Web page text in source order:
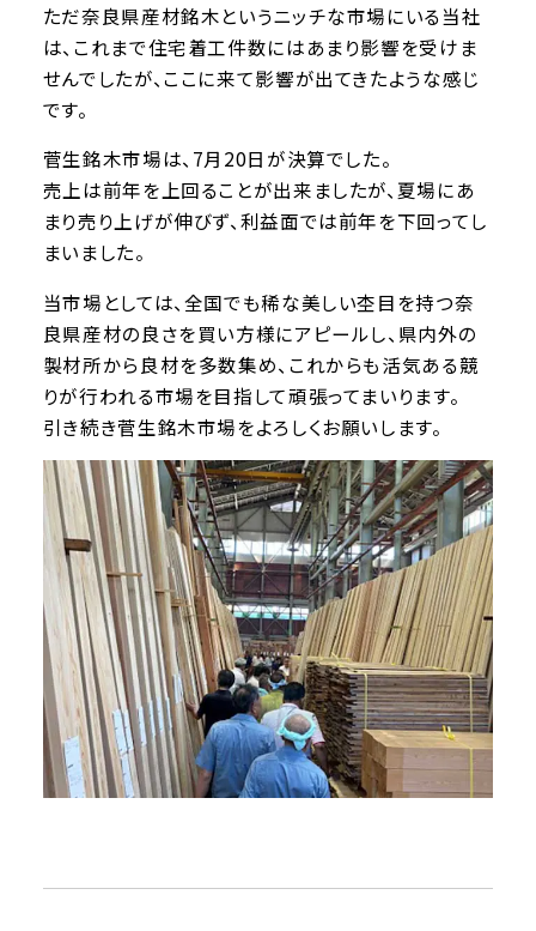
ただ奈良県産材銘木というニッチな市場にいる当社
は、これまで住宅着工件数にはあまり影響を受けま
せんでしたが、ここに来て影響が出てきたような感じ
です。
菅生銘木市場は、7月20日が決算でした。
売上は前年を上回ることが出来ましたが、夏場にあ
まり売り上げが伸びず、利益面では前年を下回ってし
まいました。
当市場としては、全国でも稀な美しい杢目を持つ奈
良県産材の良さを買い方様にアピールし、県内外の
製材所から良材を多数集め、これからも活気ある競
りが行われる市場を目指して頑張ってまいります。
引き続き菅生銘木市場をよろしくお願いします。